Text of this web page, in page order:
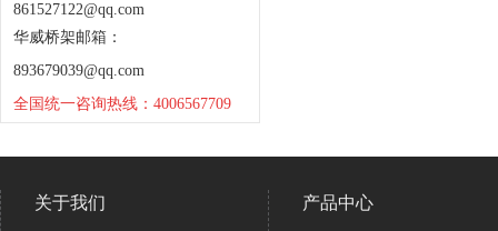
861527122@qq.com
华威桥架邮箱：
893679039@qq.com
全国统一咨询热线：4006567709
关于我们 产品中心